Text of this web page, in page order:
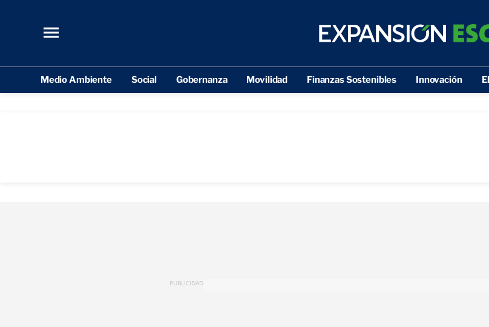
Medio Ambiente Social Gobernanza Movilidad Finanzas Sostenibles Innovación
PUBLICIDAD